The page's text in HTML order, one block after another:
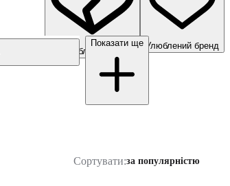
Улюблений бренд
Неулюблений бренд
Показати ще
Сортувати:за популярністю